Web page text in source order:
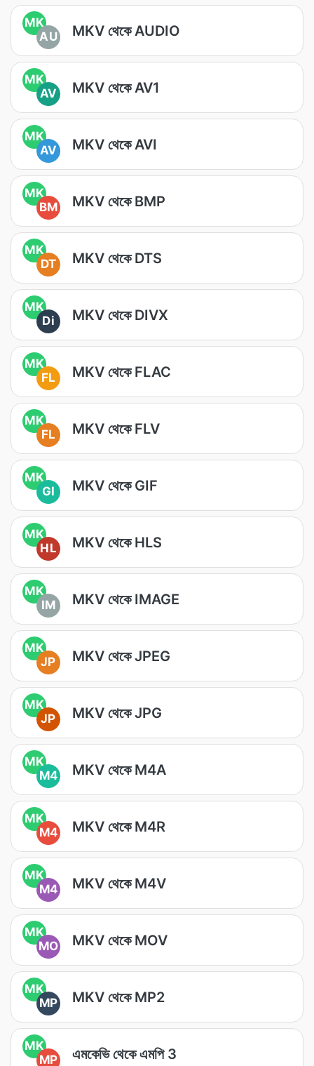
MK
AU
MKV থেকে AUDIO
MK
AV
MKV থেকে AV1
MK
AV
MKV থেকে AVI
MK
BM
MKV থেকে BMP
MK
DT
MKV থেকে DTS
MK
Di
MKV থেকে DIVX
MK
FL
MKV থেকে FLAC
MK
FL
MKV থেকে FLV
MK
GI
MKV থেকে GIF
MK
HL
MKV থেকে HLS
MK
IM
MKV থেকে IMAGE
MK
JP
MKV থেকে JPEG
MK
JP
MKV থেকে JPG
MK
M4
MKV থেকে M4A
MK
M4
MKV থেকে M4R
MK
M4
MKV থেকে M4V
MK
MO
MKV থেকে MOV
MK
MP
MKV থেকে MP2
MK
MP
এমকেভি থেকে এমপি 3